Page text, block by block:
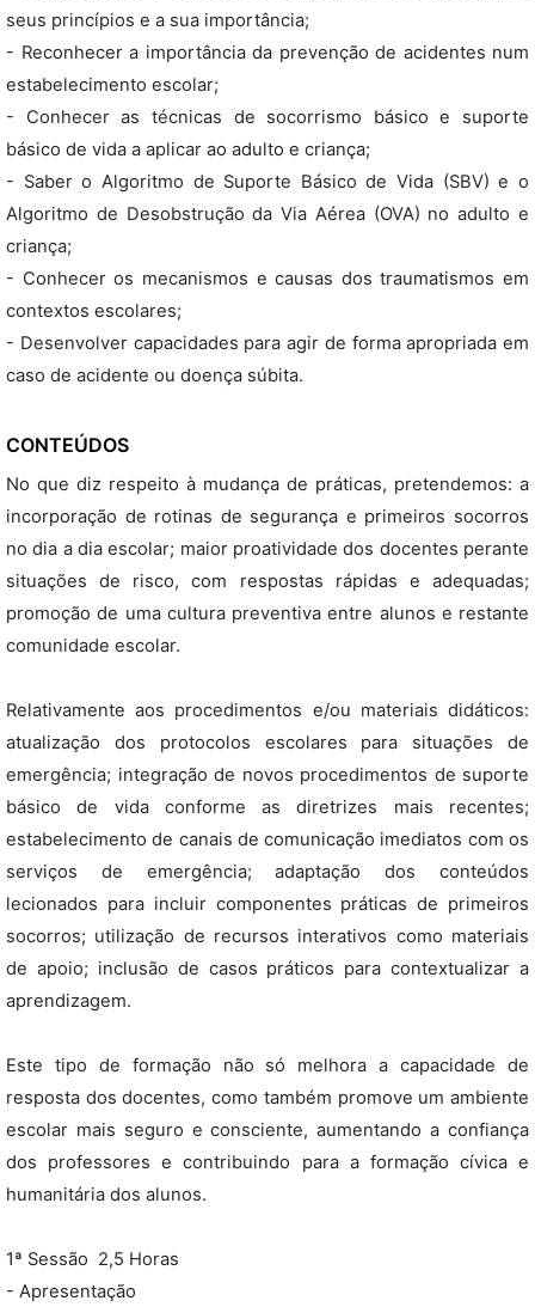
seus princípios e a sua importância;
- Reconhecer a importância da prevenção de acidentes num
estabelecimento escolar;
- Conhecer as técnicas de socorrismo básico e suporte
básico de vida a aplicar ao adulto e criança;
- Saber o Algoritmo de Suporte Básico de Vida (SBV) e o
Algoritmo de Desobstrução da Via Aérea (OVA) no adulto e
criança;
- Conhecer os mecanismos e causas dos traumatismos em
contextos escolares;
- Desenvolver capacidades para agir de forma apropriada em
caso de acidente ou doença súbita.
CONTEÚDOS
No que diz respeito à mudança de práticas, pretendemos: a
incorporação de rotinas de segurança e primeiros socorros
no dia a dia escolar; maior proatividade dos docentes perante
situações de risco, com respostas rápidas e adequadas;
promoção de uma cultura preventiva entre alunos e restante
comunidade escolar.
Relativamente aos procedimentos e/ou materiais didáticos:
atualização dos protocolos escolares para situações de
emergência; integração de novos procedimentos de suporte
básico de vida conforme as diretrizes mais recentes;
estabelecimento de canais de comunicação imediatos com os
serviços de emergência; adaptação dos conteúdos
lecionados para incluir componentes práticas de primeiros
socorros; utilização de recursos interativos como materiais
de apoio; inclusão de casos práticos para contextualizar a
aprendizagem.
Este tipo de formação não só melhora a capacidade de
resposta dos docentes, como também promove um ambiente
escolar mais seguro e consciente, aumentando a confiança
dos professores e contribuindo para a formação cívica e
humanitária dos alunos.
1ª Sessão  2,5 Horas
- Apresentação